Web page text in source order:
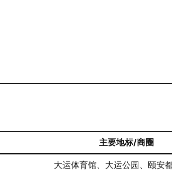
主要地标/商圈
大运体育馆、大运公园、颐安